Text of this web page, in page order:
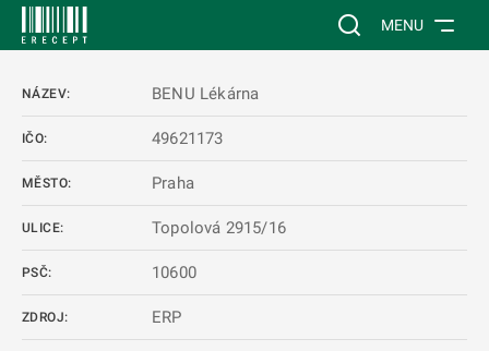
Vyhledávání na
MENU
NÁZEV: BENU Lékárna
IČO: 49621173
MĚSTO: Praha
ULICE: Topolová 2915/16
PSČ: 10600
ZDROJ: ERP